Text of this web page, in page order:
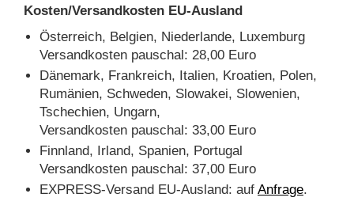
Kosten/Versandkosten EU-Ausland
Österreich, Belgien, Niederlande, Luxemburg
Versandkosten pauschal: 28,00 Euro
Dänemark, Frankreich, Italien, Kroatien, Polen,
Rumänien, Schweden, Slowakei, Slowenien,
Tschechien, Ungarn,
Versandkosten pauschal: 33,00 Euro
Finnland, Irland, Spanien, Portugal
Versandkosten pauschal: 37,00 Euro
EXPRESS-Versand EU-Ausland: auf Anfrage.